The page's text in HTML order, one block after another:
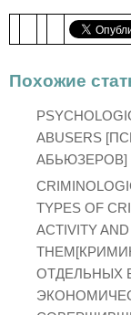
Похожие
ABUSERS
АБЬЮЗЕРОВ]
TYPES OF
ACTIVITY
ОТДЕЛЬНЫХ